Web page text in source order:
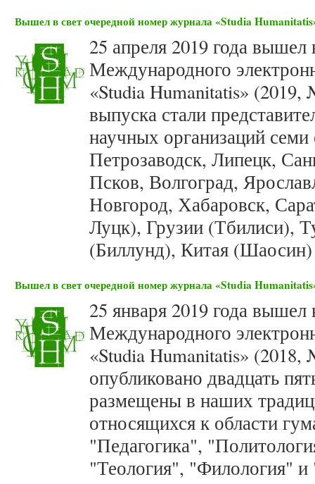
Вышел в свет очередной номер журнала «Studia
25 апреля 2019 года
Международного
«Studia Humanitatis»
выпуска стали
научных организаций
Петрозаводск, Липецк,
Псков, Волгоград,
Новгород, Хабаровск,
Луцк), Грузии (Тбилиси),
(Биллунд), Китая
Вышел в свет очередной номер журнала «Studia
25 января 2019 года
Международного
«Studia Humanitatis»
опубликовано двадцать
размещены в наших
относящихся к области
"Педагогика",
"Теология", "Филология"